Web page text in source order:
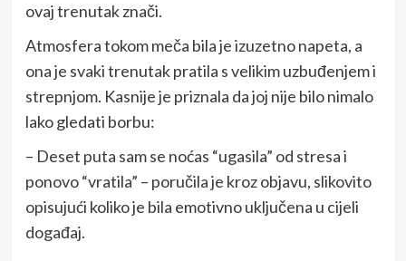
ovaj trenutak znači.
Atmosfera tokom meča bila je izuzetno napeta, a
ona je svaki trenutak pratila s velikim uzbuđenjem i
strepnjom. Kasnije je priznala da joj nije bilo nimalo
lako gledati borbu:
– Deset puta sam se noćas “ugasila” od stresa i
ponovo “vratila” – poručila je kroz objavu, slikovito
opisujući koliko je bila emotivno uključena u cijeli
događaj.